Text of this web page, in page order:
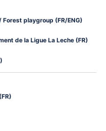
playgroup (FR/ENG)
de la Ligue La Leche (FR)